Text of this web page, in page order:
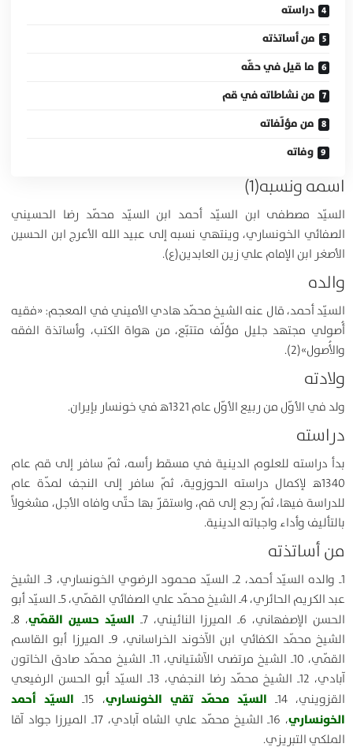
دراسته
من أساتذته
ما قيل في حقّه
من نشاطاته في قم
من مؤلّفاته
وفاته
اسمه ونسبه(1)
السيّد مصطفى ابن السيّد أحمد ابن السيّد محمّد رضا الحسيني
الصفائي الخونساري، وينتهي نسبه إلى عبيد الله الأعرج ابن الحسين
الأصغر ابن الإمام علي زين العابدين(ع).
والده
السيّد أحمد، قال عنه الشيخ محمّد هادي الأميني في المعجم: «فقيه
أُصولي مجتهد جليل مؤلّف متتبّع، من هواة الكتب، وأساتذة الفقه
والأُصول»(2).
ولادته
ولد في الأوّل من ربيع الأوّل عام 1321ﻫ في خونسار بإيران.
دراسته
بدأ دراسته للعلوم الدينية في مسقط رأسه، ثمّ سافر إلى قم عام
1340ﻫ لإكمال دراسته الحوزوية، ثمّ سافر إلى النجف لمدّة عام
للدراسة فيها، ثمّ رجع إلى قم، واستقرّ بها حتّى وافاه الأجل، مشغولاً
بالتأليف وأداء واجباته الدينية.
من أساتذته
1ـ والده السيّد أحمد، 2ـ السيّد محمود الرضوي الخونساري، 3ـ الشيخ
عبد الكريم الحائري، 4ـ الشيخ محمّد علي الصفائي القمّي، 5ـ السيّد أبو
الحسن الإصفهاني، 6ـ الميرزا النائيني، 7ـ
السيّد حسين القمّي
، 8ـ
الشيخ محمّد الكفائي ابن الآخوند الخراساني، 9ـ الميرزا أبو القاسم
القمّي، 10ـ الشيخ مرتضى الآشتياني، 11ـ الشيخ محمّد صادق الخاتون
آبادي، 12ـ الشيخ محمّد رضا النجفي، 13ـ السيّد أبو الحسن الرفيعي
القزويني، 14ـ
السيّد محمّد تقي الخونساري، 15ـ
السيّد أحمد
الخونساري
، 16ـ الشيخ محمّد علي الشاه آبادي، 17ـ الميرزا جواد آقا
الملكي التبريزي.